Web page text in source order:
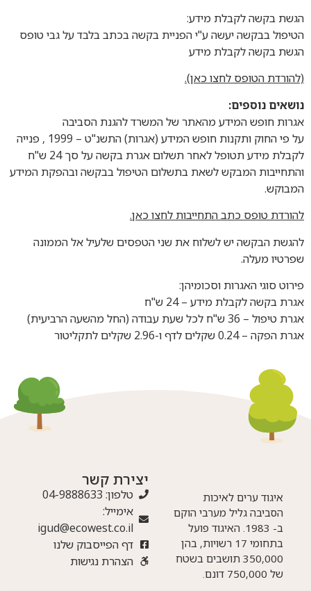
הגשת בקשה לקבלת מידע:
הטיפול בבקשה יעשה ע"י הפניית בקשה בכתב בלבד על גבי טופס
הגשת בקשה לקבלת מידע
(להורדת הטופס לחצו כאן).
נושאים נוספים:
אגרות חופש המידע מהאתר של המשרד להגנת הסביבה
על פי החוק ותקנות חופש המידע (אגרות) התשנ"ט – 1999 , פנייה
לקבלת מידע תטופל לאחר תשלום אגרת בקשה על סך 24 ש"ח
והתחייבות המבקש לשאת בתשלום הטיפול בבקשה ובהפקת המידע
המבוקש.
להורדת טופס כתב התחייבות לחצו כאן.
להגשת הבקשה יש לשלוח את שני הטפסים שלעיל אל הממונה
שפרטיו מעלה.
פירוט סוגי האגרות וסכומיהן:
אגרת בקשה לקבלת מידע – 24 ש"ח
אגרת טיפול – 36 ש"ח לכל שעת עבודה (החל מהשעה הרביעית)
אגרת הפקה – 0.24 שקלים לדף ו-2.96 שקלים לתקליטור
איגוד ערים לאיכות
הסביבה גליל מערבי הוקם
ב- 1983. האיגוד פועל
בתחומי 17 רשויות, בהן
350,000 תושבים בשטח
של 750,000 דונם.
יצירת קשר
טלפון: 04-9888633
אימייל:
igud@ecowest.co.il
דף הפייסבוק שלנו
הצהרת נגישות